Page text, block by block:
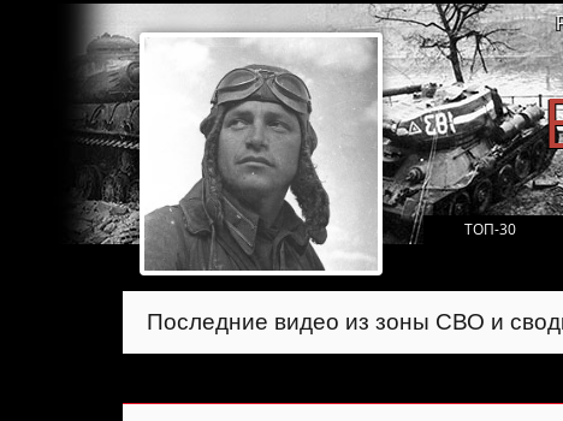
ТОП-30
Последние видео из зоны СВО и